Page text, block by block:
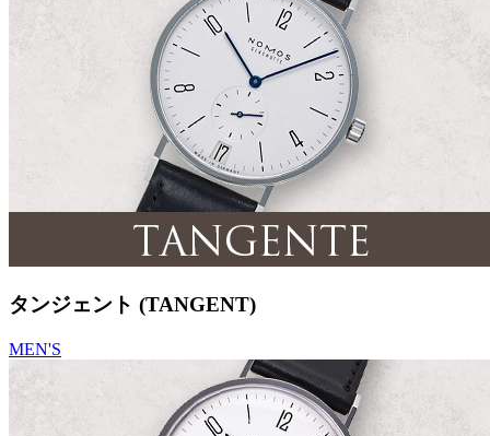
タンジェント (TANGENT)
MEN'S